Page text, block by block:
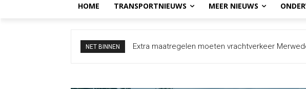
HOME TRANSPORTNIEUWS MEER NIEUWS
NET BINNEN Extra maatregelen moeten vrachtverkeer